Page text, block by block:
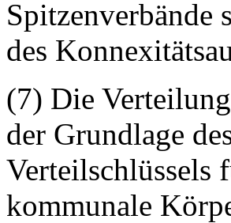
Spitzenverbände
des
(7) Die
der Grundlage
Verteilschlüssels
kommunale